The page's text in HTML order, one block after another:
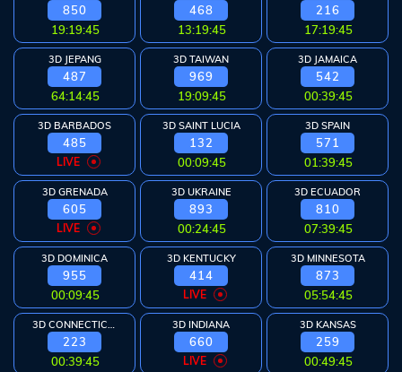
Referral
Promosi
Hubungi
Kami
Download
©
850
19:19:44
468
13:19:44
216
17:19:44
3D JEPANG
487
64:14:44
3D TAIWAN
969
19:09:44
3D JAMAICA
542
00:39:44
3D BARBADOS
485
LIVE
3D SAINT LUCIA
132
00:09:44
3D SPAIN
571
01:39:44
3D GRENADA
605
LIVE
3D UKRAINE
893
00:24:44
3D ECUADOR
810
07:39:44
3D DOMINICA
955
00:09:44
3D KENTUCKY
414
LIVE
3D MINNESOTA
873
05:54:44
223
00:39:44
3D INDIANA
660
LIVE
3D KANSAS
259
00:49:44